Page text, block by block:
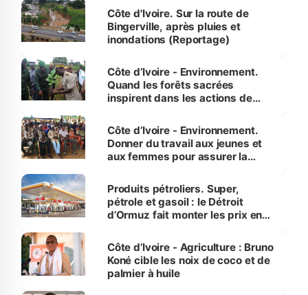
(Alassane Ouattara
Côte d'Ivoire. Sur la route de
Bingerville, après pluies et
inondations (Reportage)
Côte d’Ivoire - Environnement.
Quand les forêts sacrées
inspirent dans les actions de
Côte d’Ivoire - Environnement.
Donner du travail aux jeunes et
aux femmes pour assurer la
menacées
Produits pétroliers. Super,
pétrole et gasoil : le Détroit
d’Ormuz fait monter les prix en
Côte d’Ivoire - Agriculture : Bruno
Koné cible les noix de coco et de
palmier à huile